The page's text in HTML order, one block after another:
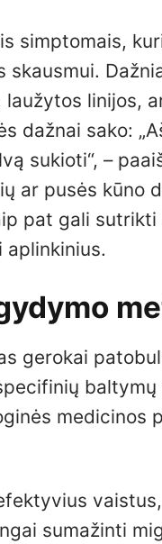
simptomais,
linijos,
dažnai sako:
sukioti“, –
ar pusės kūno
pat gali
aplinkinius.
gerokai
medicinos
sumažinti